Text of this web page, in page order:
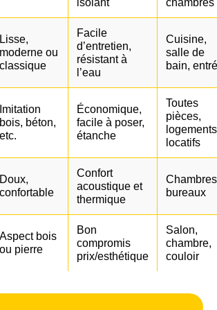
Lisse,
moderne ou
classique
Facile
d’entretien,
résistant à
l’eau
Cuisine,
salle de
bain,
Imitation
bois, béton,
etc.
Économique,
facile à poser,
étanche
Toutes
pièces,
logements
locatifs
Doux,
confortable
Confort
acoustique et
thermique
bureaux
Aspect bois
ou pierre
Bon
compromis
prix/esthétique
Salon,
chambre,
couloir